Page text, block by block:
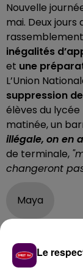
Nouvelle
mai. Deux
inégalités
et une
L’Union
suppression
élèves du lycée
matinée, un
illégale, on en
de terminale,
changeront
Maya
Le